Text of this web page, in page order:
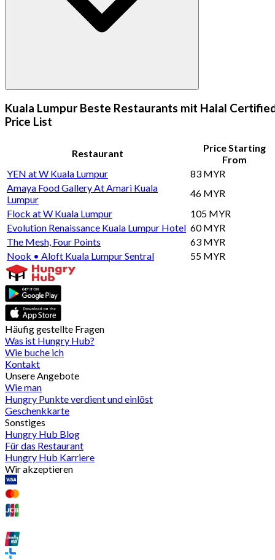
Kuala Lumpur Beste Restaurants mit Halal
Price List
Restaurant
Price Starting
From
YEN at W Kuala Lumpur
83 MYR
Amaya Food Gallery At Amari Kuala
Lumpur
46 MYR
Flock at W Kuala Lumpur
105 MYR
Evolution Renaissance Kuala Lumpur Hotel 60 MYR
The Mesh, Four Points
63 MYR
Nook • Aloft Kuala Lumpur Sentral
55 MYR
Häufig gestellte Fragen
Was ist Hungry Hub?
Wie buche ich
Kontakt
Unsere Angebote
Wie man
Hungry Punkte verdient und einlöst
Geschenkkarte
Sonstiges
Hungry Hub Blog
Für das Restaurant
Hungry Hub Karriere
Wir akzeptieren